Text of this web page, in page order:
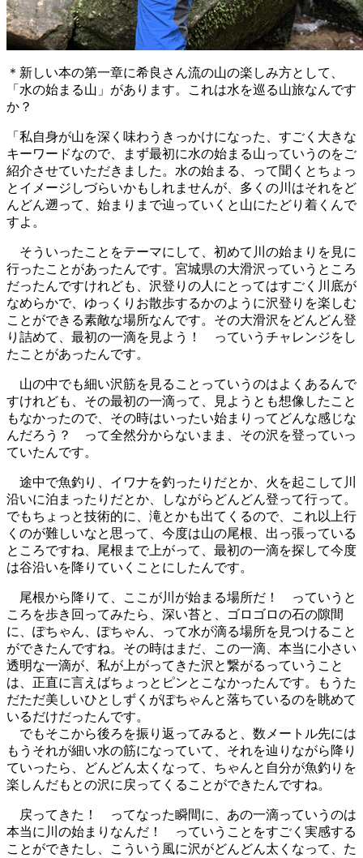
＊新しい本の第一章に希良さん流の山の楽しみ方として、
「水の始まる山」があります。これは水を巡る山旅なんです
か？
「私自身が山を深く味わうきっかけになった、すごく大きな
キーワードなので、まず最初に水の始まる山っていうのをご
紹介させていただきました。水の始まる、って聞くとちょっ
とイメージしづらいかもしれませんが、多くの川はそれをど
んどん遡って、始まりまで辿っていくと山にたどり着くんで
すよ。
そういったことをテーマにして、初めて川の始まりを見に
行ったことがあったんです。宮城県の大滑沢っていうところ
だったんですけれども、沢登りの人にとってはすごく川底が
なめらかで、ゆっくりお散歩するかのように沢登りを楽しむ
ことができる素敵な場所なんです。その大滑沢をどんどん登
り詰めて、最初の一滴を見よう！ っていうチャレンジをし
たことがあったんです。
山の中でも細い沢筋を見ることっていうのはよくあるんで
すけれども、その最初の一滴って、見ようとも想像したこと
もなかったので、その時はいったい始まりってどんな感じな
んだろう？ って全然分からないまま、その沢を登っていっ
ていたんです。
途中で魚釣り、イワナを釣ったりだとか、火を起こして川
沿いに泊まったりだとか、しながらどんどん登って行って。
でもちょっと技術的に、滝とかも出てくるので、これ以上行
くのが難しいなと思って、今度は山の尾根、出っ張っている
ところですね、尾根まで上がって、最初の一滴を探して今度
は谷沿いを降りていくことにしたんです。
尾根から降りて、ここが川が始まる場所だ！ っていうと
ころを歩き回ってみたら、深い苔と、ゴロゴロの石の隙間
に、ぽちゃん、ぽちゃん、って水が滴る場所を見つけること
ができたんですね。その時はまだ、この一滴、本当に小さい
透明な一滴が、私が上がってきた沢と繋がるっていうこと
は、正直に言えばちょっとピンとこなかったんです。もうた
だただ美しいひとしずくがぽちゃんと落ちているのを眺めて
いるだけだったんです。
でもそこから後ろを振り返ってみると、数メートル先には
もうそれが細い水の筋になっていて、それを辿りながら降り
ていったら、どんどん太くなって、ちゃんと自分が魚釣りを
楽しんだもとの沢に戻ってくることができたんですね。
戻ってきた！ ってなった瞬間に、あの一滴っていうのは
本当に川の始まりなんだ！ っていうことをすごく実感する
ことができたし、こういう風に沢がどんどん太くなって、た